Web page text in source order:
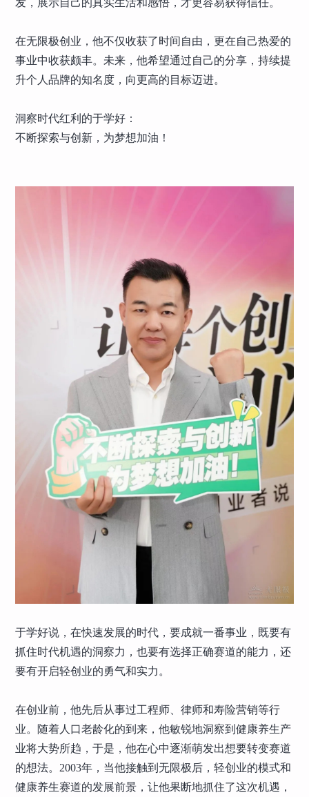
在无限极创业，他不仅收获了时间自由，更在自己热爱的
事业中收获颇丰。未来，他希望通过自己的分享，持续提
升个人品牌的知名度，向更高的目标迈进。
洞察时代红利的于学好：
不断探索与创新，为梦想加油！
于学好说，在快速发展的时代，要成就一番事业，既要有
抓住时代机遇的洞察力，也要有选择正确赛道的能力，还
要有开启轻创业的勇气和实力。
在创业前，他先后从事过工程师、律师和寿险营销等行
业。随着人口老龄化的到来，他敏锐地洞察到健康养生产
业将大势所趋，于是，他在心中逐渐萌发出想要转变赛道
的想法。2003年，当他接触到无限极后，轻创业的模式和
健康养生赛道的发展前景，让他果断地抓住了这次机遇，